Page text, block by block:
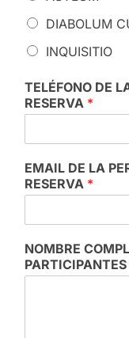
DIABOLUM
INQUISITIO
TELÉFONO DE
RESERVA *
EMAIL DE LA
RESERVA *
NOMBRE
PARTICIPANTES